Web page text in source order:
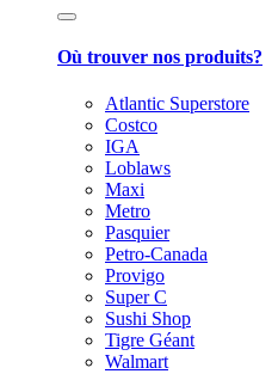
Où trouver nos produits?
Atlantic Superstore
Costco
IGA
Loblaws
Maxi
Metro
Pasquier
Petro-Canada
Provigo
Super C
Sushi Shop
Tigre Géant
Walmart